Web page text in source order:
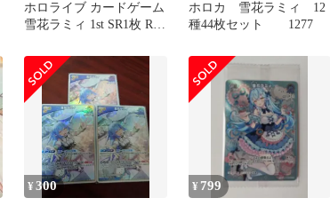
ホロライブ カードゲーム
雪花ラミィ 1st SR1枚 R2
ホロカ 雪花ラミィ 12
種44枚セット 1277
¥300 ¥ 799